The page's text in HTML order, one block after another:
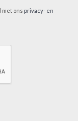
met ons privacy- en